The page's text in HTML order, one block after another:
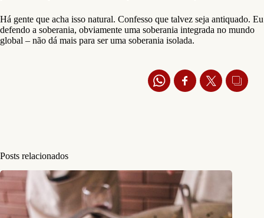
Há gente que acha isso natural. Confesso que talvez seja antiquado. Eu
defendo a soberania, obviamente uma soberania integrada no mundo
global – não dá mais para ser uma soberania isolada.
Posts relacionados